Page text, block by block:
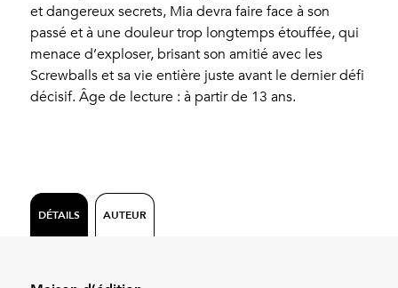
et dangereux secrets, Mia devra faire face à son
passé et à une douleur trop longtemps étouffée, qui
menace d’exploser, brisant son amitié avec les
Screwballs et sa vie entière juste avant le dernier défi
décisif. Âge de lecture : à partir de 13 ans.
DÉTAILS AUTEUR